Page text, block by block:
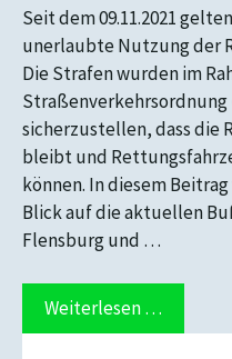
Seit dem 09.11.2021
unerlaubte Nutzung der
Die Strafen wurden im
Straßenverkehrsordnung
sicherzustellen, dass die
bleibt und
können. In diesem
Blick auf die aktuellen
Flensburg und …
Weiterlesen …